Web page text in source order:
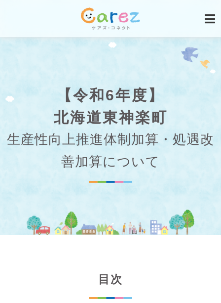
【令和6年度】
北海道東神楽町
生産性向上推進体制加算・処遇改
善加算について
目次